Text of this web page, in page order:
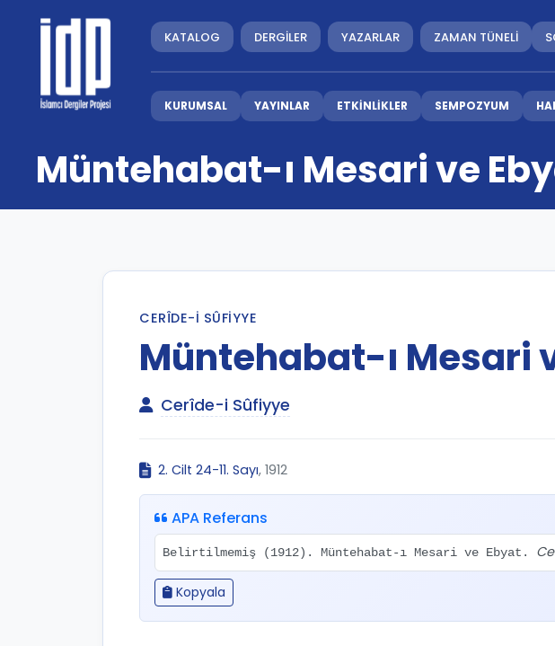
KATALOG DERGİLER YAZARLAR ZAMAN TÜNELİ
KURUMSAL YAYINLAR ETKİNLİKLER SEMPOZYUM
Müntehabat-ı Mesari ve
CERÎDE-I SÛFIYYE
Müntehabat-ı Mesari
Cerîde-i Sûfiyye
2. Cilt 24-11. Sayı, 1912
APA Referans
Belirtilmemiş (1912). Müntehabat-ı Mesari ve Ebyat.
Kopyala